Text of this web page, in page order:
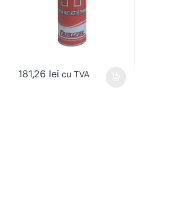
181,26 lei cu TVA